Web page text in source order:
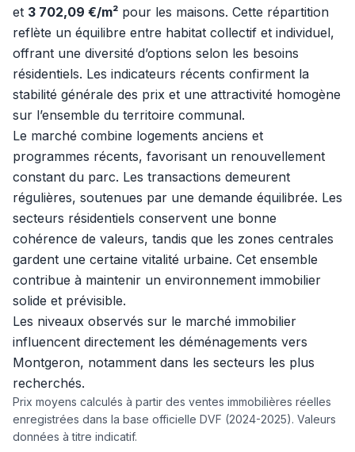
et 3 702,09 €/m² pour les maisons. Cette répartition
reflète un équilibre entre habitat collectif et individuel,
offrant une diversité d’options selon les besoins
résidentiels. Les indicateurs récents confirment la
stabilité générale des prix et une attractivité homogène
sur l’ensemble du territoire communal.
Le marché combine logements anciens et
programmes récents, favorisant un renouvellement
constant du parc. Les transactions demeurent
régulières, soutenues par une demande équilibrée. Les
secteurs résidentiels conservent une bonne
cohérence de valeurs, tandis que les zones centrales
gardent une certaine vitalité urbaine. Cet ensemble
contribue à maintenir un environnement immobilier
solide et prévisible.
Les niveaux observés sur le marché immobilier
influencent directement les déménagements vers
Montgeron, notamment dans les secteurs les plus
recherchés.
Prix moyens calculés à partir des ventes immobilières réelles
enregistrées dans la base officielle DVF (2024-2025). Valeurs
données à titre indicatif.